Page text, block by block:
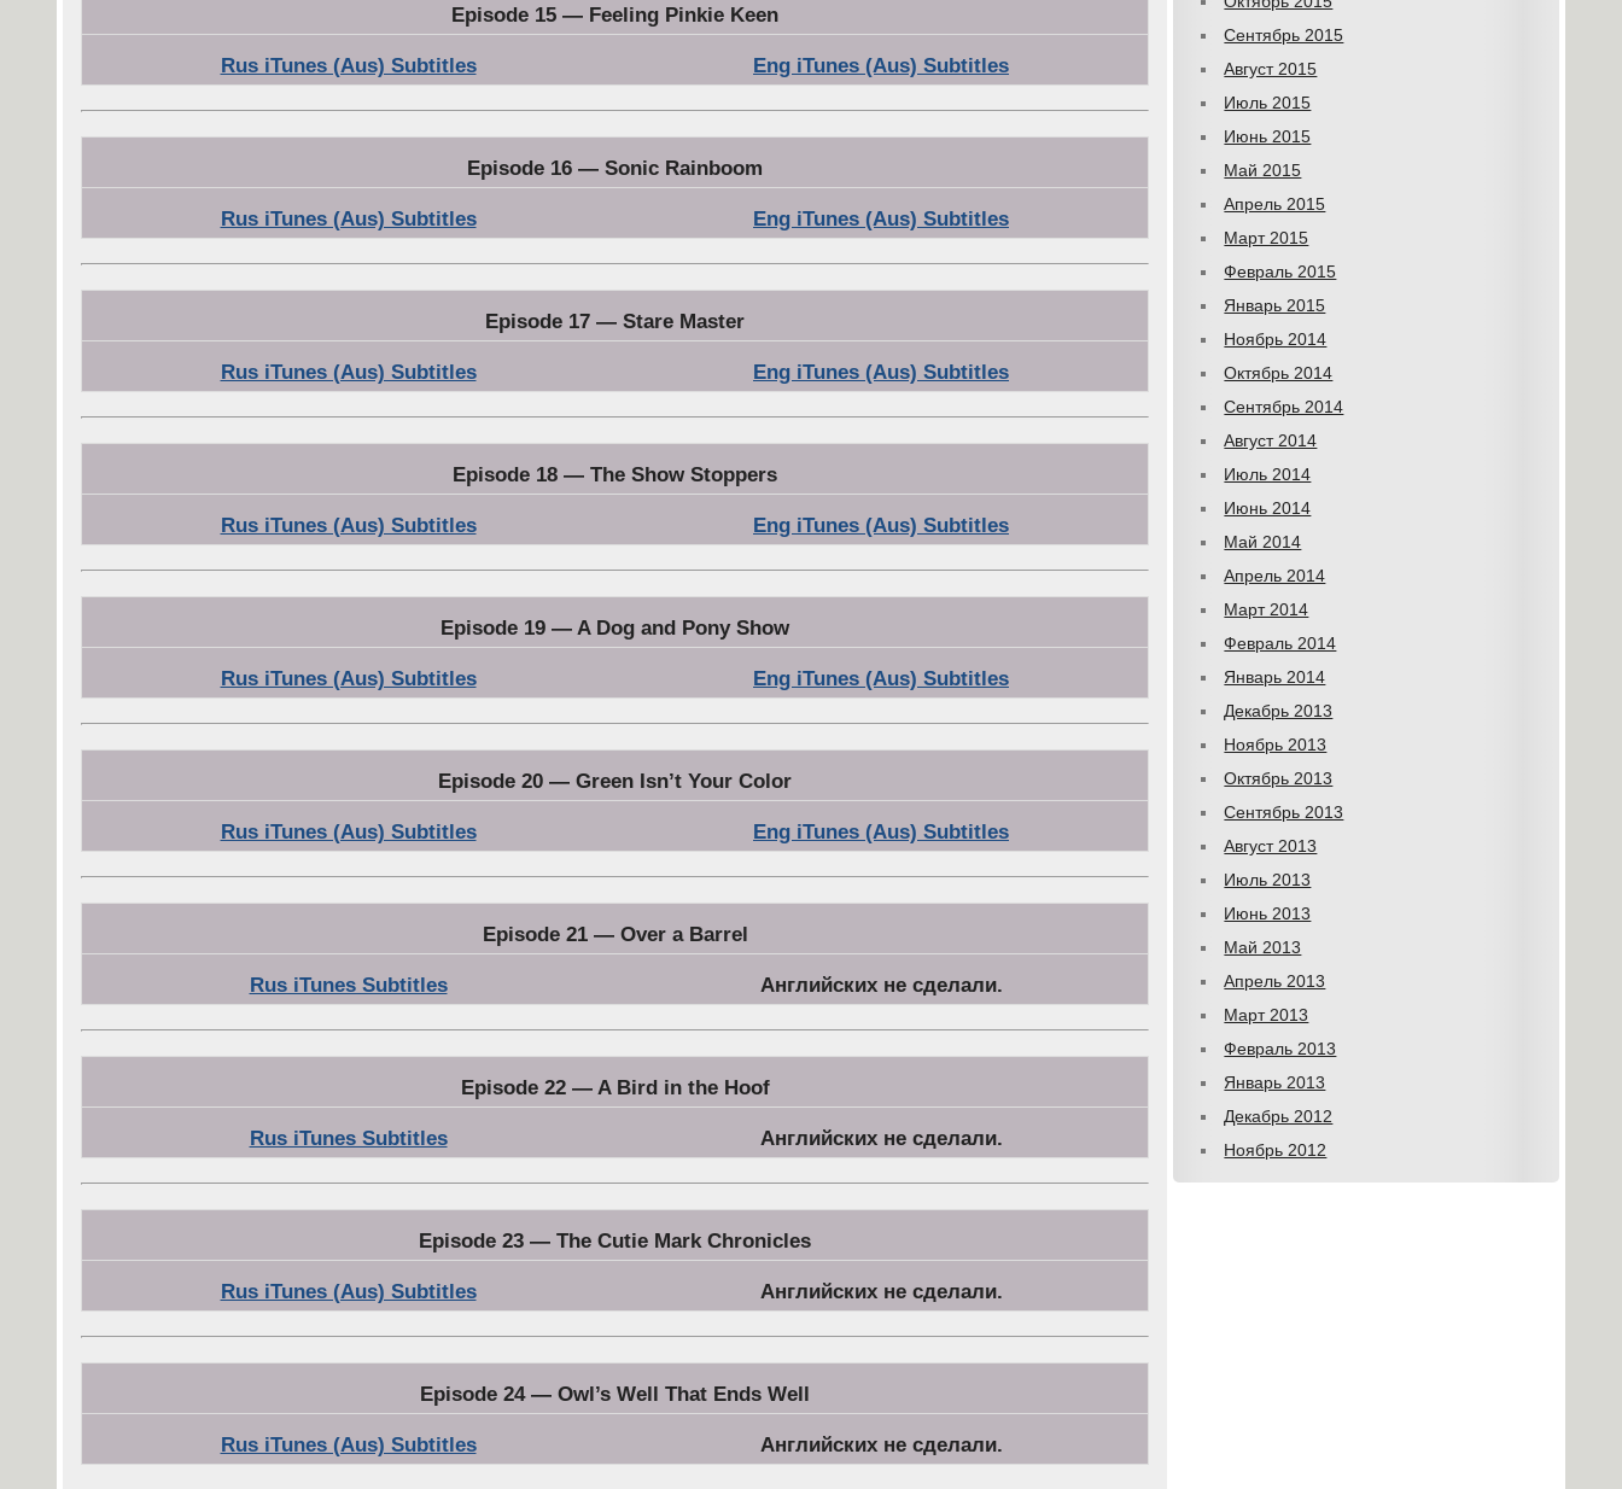
Episode 15 — Feeling Pinkie Keen
Rus iTunes (Aus) Subtitles Eng iTunes (Aus) Subtitles
Episode 16 — Sonic Rainboom
Rus iTunes (Aus) Subtitles Eng iTunes (Aus) Subtitles
Episode 17 — Stare Master
Rus iTunes (Aus) Subtitles Eng iTunes (Aus) Subtitles
Episode 18 — The Show Stoppers
Rus iTunes (Aus) Subtitles Eng iTunes (Aus) Subtitles
Episode 19 — A Dog and Pony Show
Rus iTunes (Aus) Subtitles Eng iTunes (Aus) Subtitles
Episode 20 — Green Isn’t Your Color
Rus iTunes (Aus) Subtitles Eng iTunes (Aus) Subtitles
Episode 21 — Over a Barrel
Rus iTunes Subtitles Английских не сделали.
Episode 22 — A Bird in the Hoof
Rus iTunes Subtitles Английских не сделали.
Episode 23 — The Cutie Mark Chronicles
Rus iTunes (Aus) Subtitles Английских не сделали.
Episode 24 — Owl’s Well That Ends Well
Rus iTunes (Aus) Subtitles Английских не сделали.
Сентябрь 2015
Август 2015
Июль 2015
Июнь 2015
Май 2015
Апрель 2015
Март 2015
Февраль 2015
Январь 2015
Ноябрь 2014
Октябрь 2014
Сентябрь 2014
Август 2014
Июль 2014
Июнь 2014
Май 2014
Апрель 2014
Март 2014
Февраль 2014
Январь 2014
Декабрь 2013
Ноябрь 2013
Октябрь 2013
Сентябрь 2013
Август 2013
Июль 2013
Июнь 2013
Май 2013
Апрель 2013
Март 2013
Февраль 2013
Январь 2013
Декабрь 2012
Ноябрь 2012